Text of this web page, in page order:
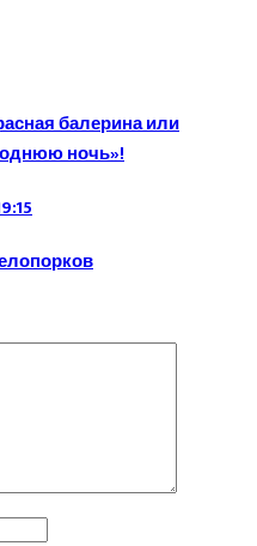
балерина или
ночь»!